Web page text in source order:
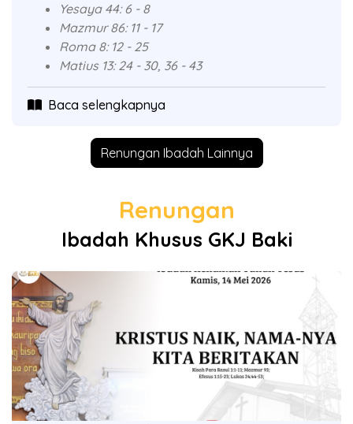
Yesaya 44: 6 - 8
Mazmur 86: 11 - 17
Roma 8: 12 - 25
Matius 13: 24 - 30, 36 - 43
Baca selengkapnya
Renungan Ibadah Lainnya
Renungan
Ibadah Khusus GKJ Baki